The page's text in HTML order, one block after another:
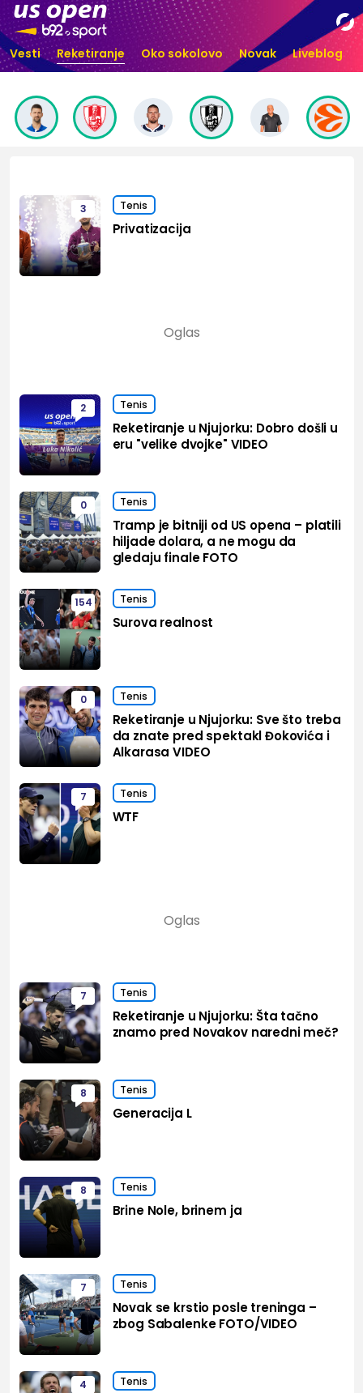
Vesti Reketiranje Oko sokolovo Novak Liveblog
3 Tenis
Privatizacija
2 Tenis
Reketiranje u Njujorku: Dobro došli u
eru "velike dvojke" VIDEO
0 Tenis
Tramp je bitniji od US opena – platili
hiljade dolara, a ne mogu da
gledaju finale FOTO
154 Tenis
Surova realnost
0 Tenis
Reketiranje u Njujorku: Sve što treba
da znate pred spektakl Đokovića i
Alkarasa VIDEO
7 Tenis
WTF
7 Tenis
Reketiranje u Njujorku: Šta tačno
znamo pred Novakov naredni meč?
8 Tenis
Generacija L
8 Tenis
Brine Nole, brinem ja
7 Tenis
Novak se krstio posle treninga –
zbog Sabalenke FOTO/VIDEO
4 Tenis